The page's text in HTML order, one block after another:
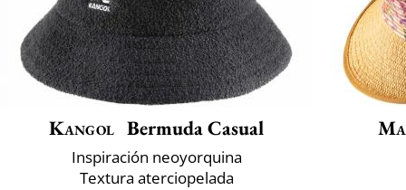
Kangol Bermuda Casual
Inspiración neoyorquina
Textura aterciopelada